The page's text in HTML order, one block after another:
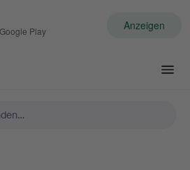
Play Anzeigen